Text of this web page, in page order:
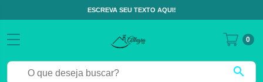
ESCREVA SEU TEXTO AQUI!
search
0